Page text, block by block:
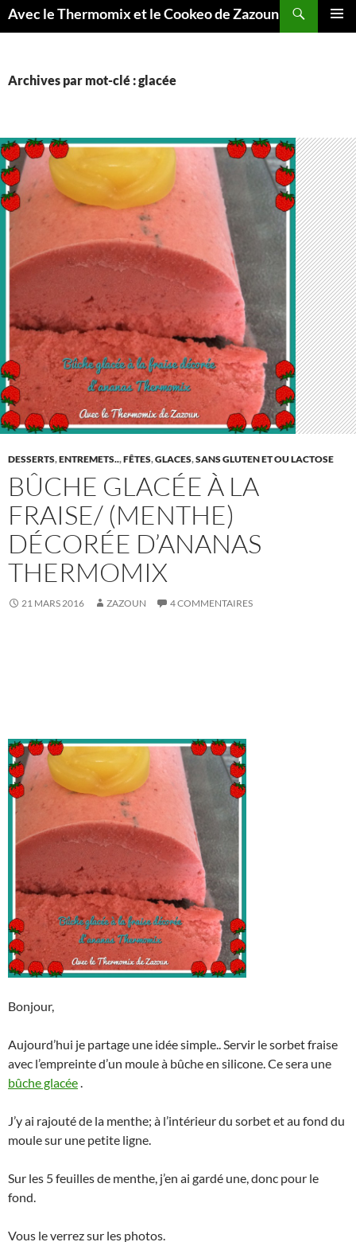
Avec le Thermomix et le Cookeo de Zazoun
Archives par mot-clé : glacée
DESSERTS,ENTREMETS..,FÊTES,GLACES,SANS GLUTEN ET OU LACTOSE
BÛCHE GLACÉE À LA
FRAISE/ (MENTHE)
DÉCORÉE D’ANANAS
THERMOMIX
21 MARS 2016 ZAZOUN 4 COMMENTAIRES
Bonjour,
Aujourd’hui je partage une idée simple.. Servir le sorbet fraise
avec l’empreinte d’un moule à bûche en silicone. Ce sera une
bûche glacée.
J’y ai rajouté de la menthe; à l’intérieur du sorbet et au fond du
moule sur une petite ligne.
Sur les 5 feuilles de menthe, j’en ai gardé une, donc pour le
fond.
Vous le verrez sur les photos.